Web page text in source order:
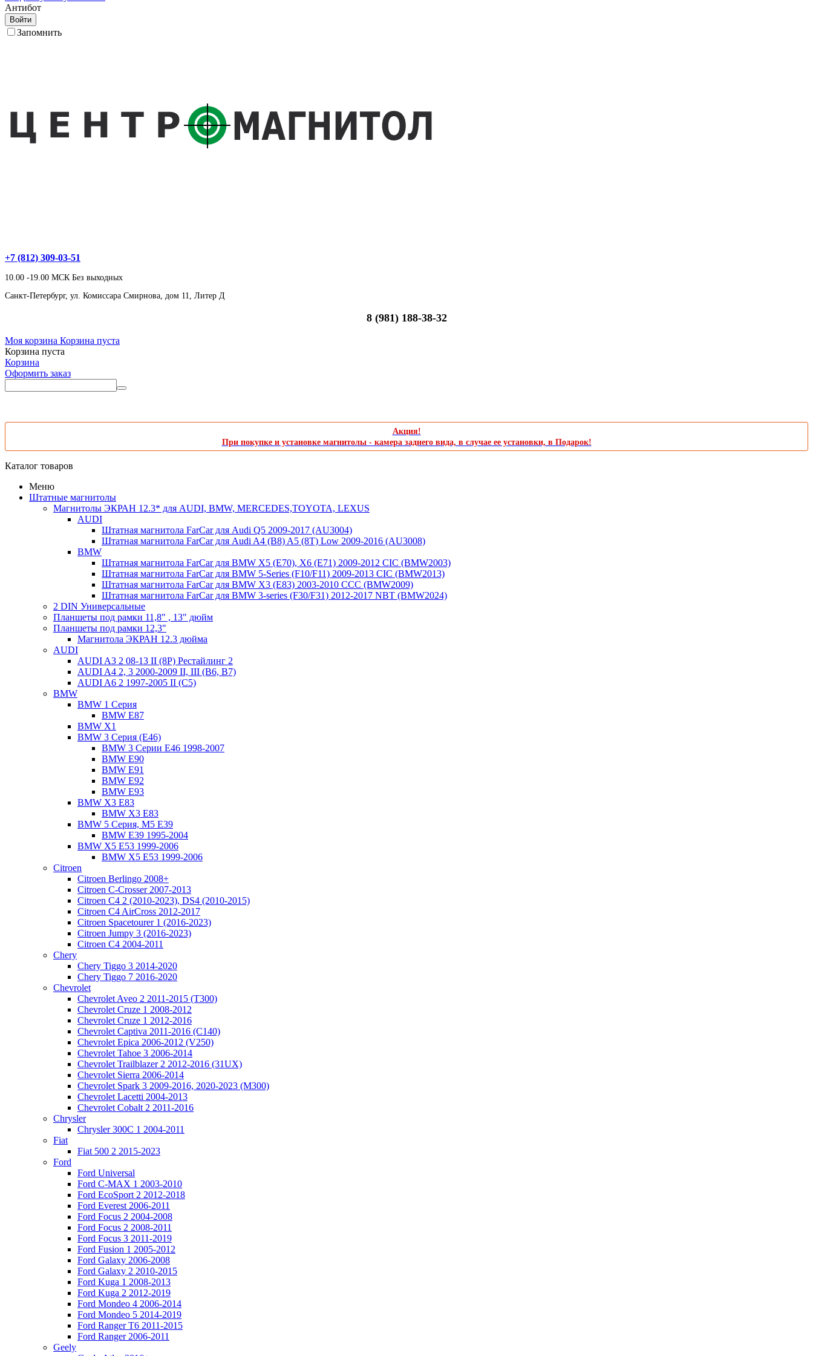
Антибот
Войти
Запомнить
+7 (812) 309-03-51
10.00 -19.00 МСК Без выходных
Санкт-Петербург, ул. Комиссара Смирнова, дом 11, Литер Д
8 (981) 188-38-32
Моя корзина Корзина пуста
Корзина пуста
Корзина
Оформить заказ
Акция!
При покупке и установке магнитолы - камера заднего вида, в случае ее установки, в Подарок!
Каталог товаров
Меню
Штатные магнитолы
Магнитолы ЭКРАН 12.3* для AUDI, BMW, MERCEDES,TOYOTA, LEXUS
AUDI
Штатная магнитола FarCar для Audi Q5 2009-2017 (AU3004)
Штатная магнитола FarCar для Audi A4 (B8) A5 (8T) Low 2009-2016 (AU3008)
BMW
Штатная магнитола FarCar для BMW X5 (E70), X6 (E71) 2009-2012 CIC (BMW2003)
Штатная магнитола FarCar для BMW 5-Series (F10/F11) 2009-2013 CIC (BMW2013)
Штатная магнитола FarCar для BMW X3 (E83) 2003-2010 CCC (BMW2009)
Штатная магнитола FarCar для BMW 3-series (F30/F31) 2012-2017 NBT (BMW2024)
2 DIN Универсальные
Планшеты под рамки 11,8" , 13" дюйм
Планшеты под рамки 12,3"
Магнитола ЭКРАН 12.3 дюйма
AUDI
AUDI A3 2 08-13 II (8P) Рестайлинг 2
AUDI A4 2, 3 2000-2009 II, III (B6, B7)
AUDI A6 2 1997-2005 II (C5)
BMW
BMW 1 Серия
BMW E87
BMW X1
BMW 3 Серия (E46)
BMW 3 Серии Е46 1998-2007
BMW E90
BMW E91
BMW E92
BMW E93
BMW X3 E83
BMW X3 E83
BMW 5 Серия, M5 E39
BMW E39 1995-2004
BMW X5 E53 1999-2006
BMW X5 E53 1999-2006
Citroen
Citroen Berlingo 2008+
Citroen C-Crosser 2007-2013
Citroen C4 2 (2010-2023), DS4 (2010-2015)
Citroen C4 AirCross 2012-2017
Citroen Spacetourer 1 (2016-2023)
Citroen Jumpy 3 (2016-2023)
Citroen C4 2004-2011
Chery
Chery Tiggo 3 2014-2020
Chery Tiggo 7 2016-2020
Chevrolet
Chevrolet Aveo 2 2011-2015 (T300)
Chevrolet Cruze 1 2008-2012
Chevrolet Cruze 1 2012-2016
Chevrolet Captiva 2011-2016 (C140)
Chevrolet Epica 2006-2012 (V250)
Chevrolet Tahoe 3 2006-2014
Chevrolet Trailblazer 2 2012-2016 (31UX)
Chevrolet Sierra 2006-2014
Chevrolet Spark 3 2009-2016, 2020-2023 (M300)
Chevrolet Lacetti 2004-2013
Chevrolet Cobalt 2 2011-2016
Chrysler
Chrysler 300C 1 2004-2011
Fiat
Fiat 500 2 2015-2023
Ford
Ford Universal
Ford C-MAX 1 2003-2010
Ford EcoSport 2 2012-2018
Ford Everest 2006-2011
Ford Focus 2 2004-2008
Ford Focus 2 2008-2011
Ford Focus 3 2011-2019
Ford Fusion 1 2005-2012
Ford Galaxy 2006-2008
Ford Galaxy 2 2010-2015
Ford Kuga 1 2008-2013
Ford Kuga 2 2012-2019
Ford Mondeo 4 2006-2014
Ford Mondeo 5 2014-2019
Ford Ranger T6 2011-2015
Ford Ranger 2006-2011
Geely